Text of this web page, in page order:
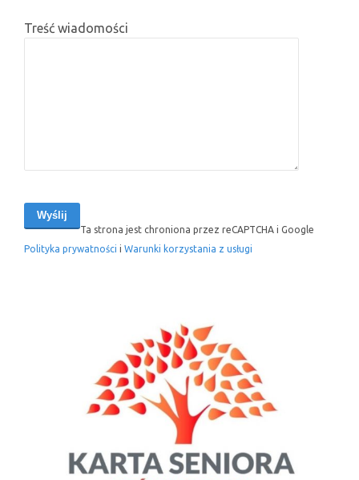
Treść wiadomości
Ta strona jest chroniona przez reCAPTCHA i Google
Polityka prywatności i Warunki korzystania z usługi